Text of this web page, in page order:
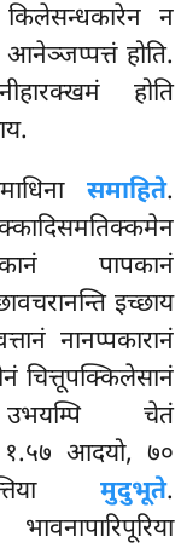
न
होति.
होति
समाहिते.
पापकानं
इच्छाय
नानप्पकारानं
चित्तूपक्किलेसानं
चेतं
१.५७ आदयो, ७०
मुदुभूते.